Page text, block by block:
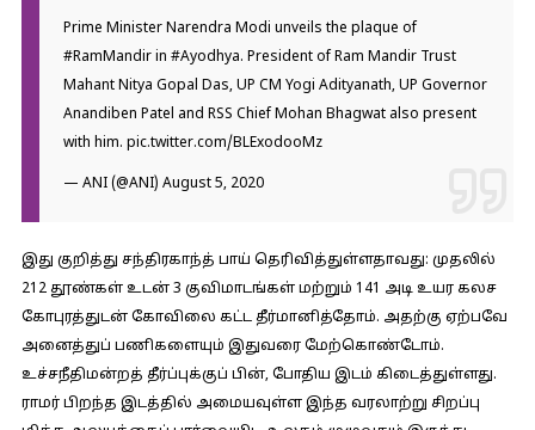
Prime Minister Narendra Modi unveils the plaque of
#RamMandirin #Ayodhya. President of Ram Mandir Trust
Mahant Nitya Gopal Das, UP CM Yogi Adityanath, UP Governor
Anandiben Patel and RSS Chief Mohan Bhagwat also present
with him. pic.twitter.com/BLExodooMz
— ANI (@ANI) August 5, 2020
இது குறித்து சந்திரகாந்த் பாய் தெரிவித்துள்ளதாவது: முதலில்
212 தூண்கள் உடன் 3 குவிமாடங்கள் மற்றும் 141 அடி உயர கலச
கோபுரத்துடன் கோவிலை கட்ட தீர்மானித்தோம். அதற்கு ஏற்பவே
அனைத்துப் பணிகளையும் இதுவரை மேற்கொண்டோம்.
உச்சநீதிமன்றத் தீர்ப்புக்குப் பின், போதிய இடம் கிடைத்துள்ளது.
ராமர் பிறந்த இடத்தில் அமையவுள்ள இந்த வரலாற்று சிறப்பு